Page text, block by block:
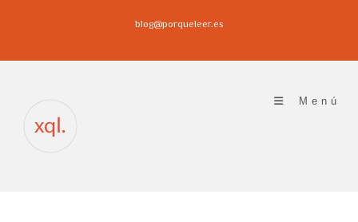
blog@porqueleer.es
Menú